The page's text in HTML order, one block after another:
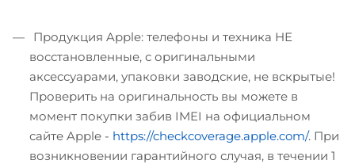
Продукция Apple: телефоны и техника НЕ
восстановленные, с оригинальными
аксессуарами, упаковки заводские, не вскрытые!
Проверить на оригинальность вы можете в
момент покупки забив IMEI на официальном
сайте Apple - https://checkcoverage.apple.com/. При
возникновении гарантийного случая, в течении 1